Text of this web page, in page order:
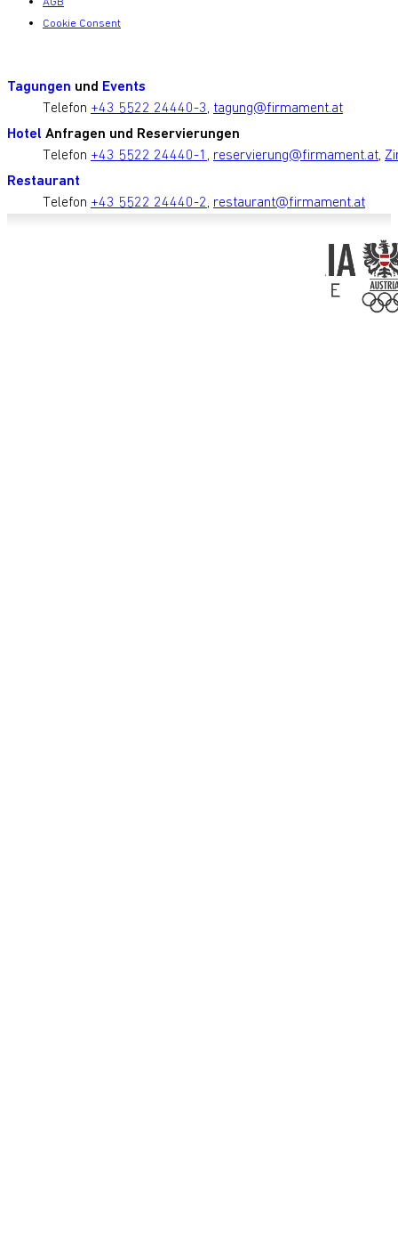
AGB
Cookie Consent
Tagungen und Events
Telefon +43 5522 24440-3, tagung@firmament.at
Hotel Anfragen und Reservierungen
Telefon +43 5522 24440-1 , reservierung@firmament.at,
Restaurant
Telefon +43 5522 24440-2, restaurant@firmament.at